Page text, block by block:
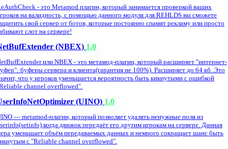
- это Metamod плагин, который занимается проверкой ваших
на валидность, с помощью данного модуля для REHLDS вы сможете
свой сервер от ботов, которые постоянно спамят рекламу или просто
слот на сервере!
(NBEX) 1.0
или NBEX - это метамод-плагин, который расширяет "интернет-
буферы сервера и клиента(гарантия не 100%). Расширяет до 64 кб. Это
что у игроков уменьшается вероятность быть кикнутыми с ошибкой
channel overflowed".
(UINO) 1.0
— metamod-плагин, который позволяет удалять ненужные поля из
когда движок передаёт его другим игрокам на сервере. Данная
уменьшает объём передаваемых данных и немного сокращает шанс быть
с "Reliable channel overflowed".